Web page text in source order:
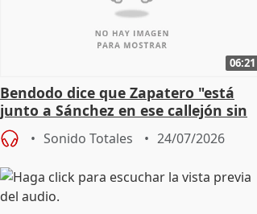
06:21
Bendodo dice que Zapatero "está
junto a Sánchez en ese callejón sin
salida
Sonido Totales 24/07/2026